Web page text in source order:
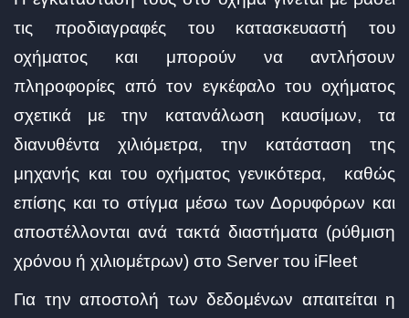
τις προδιαγραφές του κατασκευαστή του
οχήματος και μπορούν να αντλήσουν
πληροφορίες από τον εγκέφαλο του οχήματος
σχετικά με την κατανάλωση καυσίμων, τα
διανυθέντα χιλιόμετρα, την κατάσταση της
μηχανής και του οχήματος γενικότερα, καθώς
επίσης και το στίγμα μέσω των Δορυφόρων και
αποστέλλονται ανά τακτά διαστήματα (ρύθμιση
χρόνου ή χιλιομέτρων) στο Server του iFleet
Για την αποστολή των δεδομένων απαιτείται η